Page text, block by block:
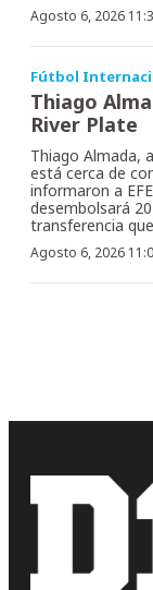
Agosto 6, 2026
Fútbol
Thiago
River Plate
Thiago Almada,
está cerca de
informaron a
desembolsará
transferencia
Agosto 6, 2026